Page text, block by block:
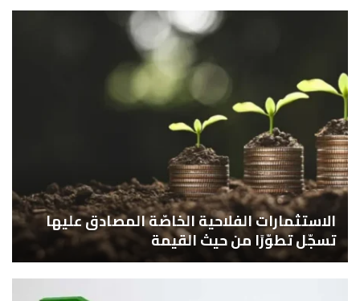
الاستثمارات الفلاحية الخاصّة المصادق عليها
تسجّل تطوّرًا من حيث القيمة